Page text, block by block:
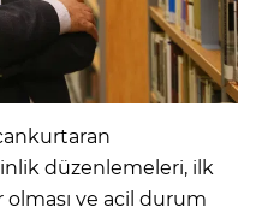
düzenlemeleri, ilk
olması ve acil durum